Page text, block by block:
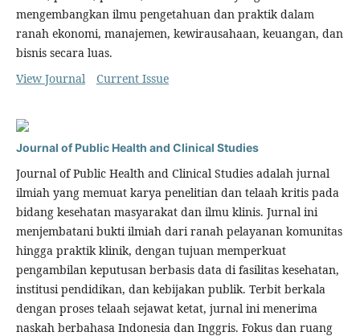
mengembangkan ilmu pengetahuan dan praktik dalam
ranah ekonomi, manajemen, kewirausahaan, keuangan, dan
bisnis secara luas.
View Journal
Current Issue
Journal of Public Health and Clinical Studies
Journal of Public Health and Clinical Studies adalah jurnal
ilmiah yang memuat karya penelitian dan telaah kritis pada
bidang kesehatan masyarakat dan ilmu klinis. Jurnal ini
menjembatani bukti ilmiah dari ranah pelayanan komunitas
hingga praktik klinik, dengan tujuan memperkuat
pengambilan keputusan berbasis data di fasilitas kesehatan,
institusi pendidikan, dan kebijakan publik. Terbit berkala
dengan proses telaah sejawat ketat, jurnal ini menerima
naskah berbahasa Indonesia dan Inggris. Fokus dan ruang